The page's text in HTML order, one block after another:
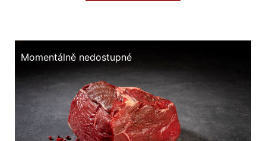
Momentálně nedostupné